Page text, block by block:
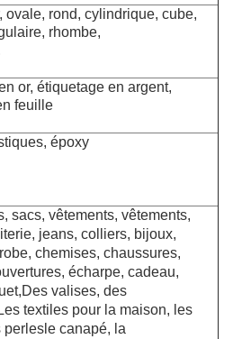
rond, cylindrique, cube,
rhombe,
or, étiquetage en argent,
feuille
époxy
sacs, vêtements, vêtements,
jeans, colliers, bijoux,
chemises, chaussures,
, écharpe, cadeau,
Des valises, des
Les textiles pour la maison, les
perles le canapé, la